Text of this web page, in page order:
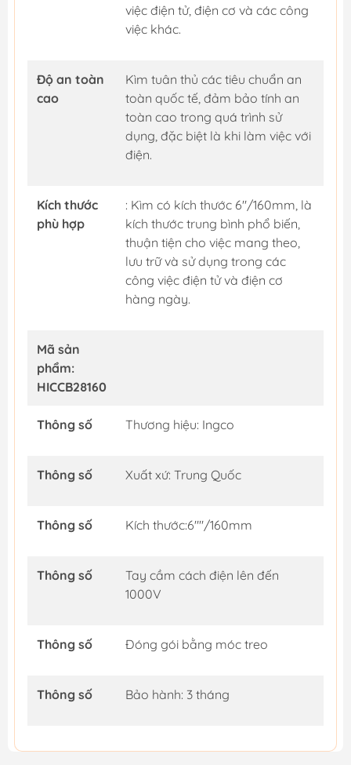
việc điện tử, điện cơ và các công
việc khác.
Độ an toàn
cao
Kìm tuân thủ các tiêu chuẩn an
toàn quốc tế, đảm bảo tính an
toàn cao trong quá trình sử
dụng, đặc biệt là khi làm việc với
điện.
Kích thước
phù hợp
: Kìm có kích thước 6"/160mm, là
kích thước trung bình phổ biến,
thuận tiện cho việc mang theo,
lưu trữ và sử dụng trong các
công việc điện tử và điện cơ
hàng ngày.
Mã sản
phẩm:
HICCB28160
Thông số Thương hiệu: Ingco
Thông số Xuất xứ: Trung Quốc
Thông số Kích thước:6""/160mm
Thông số
Tay cầm cách điện lên đến
1000V
Thông số Đóng gói bằng móc treo
Thông số Bảo hành: 3 tháng